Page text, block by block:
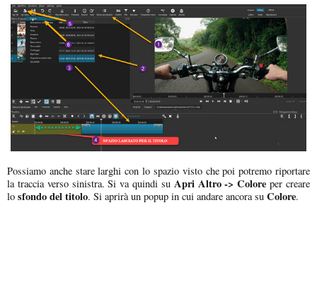
Possiamo anche stare larghi con lo spazio visto che poi potremo riportare
la traccia verso sinistra. Si va quindi su Apri Altro -> Colore per creare
lo sfondo del titolo. Si aprirà un popup in cui andare ancora su Colore.